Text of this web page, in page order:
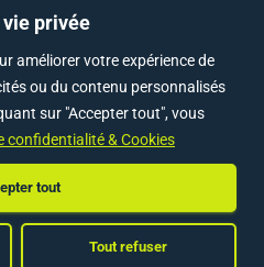
privée
améliorer votre expérience de
ou du contenu personnalisés
sur "Accepter tout", vous
confidentialité & Cookies
Tout refuser
tout
FORMATIONS LOI ALUR
D’ENTREPRISE
VOUS INSCRIRE